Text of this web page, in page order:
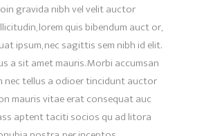
gravida nibh vel velit auctor
lorem quis bibendum auct or,
ipsum, nec sagittis sem nibh id elit.
a sit amet mauris. Morbi accumsan
nec tellus a odioer tincidunt auctor
mauris vitae erat consequat auc
aptent taciti socios qu ad litora